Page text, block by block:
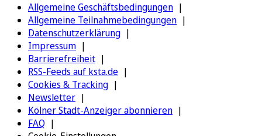
Allgemeine Geschäftsbedingungen
Allgemeine Teilnahmebedingungen
Datenschutzerklärung
Impressum
Barrierefreiheit
RSS-Feeds auf ksta.de
Cookies & Tracking
Newsletter
Kölner Stadt-Anzeiger abonnieren
FAQ